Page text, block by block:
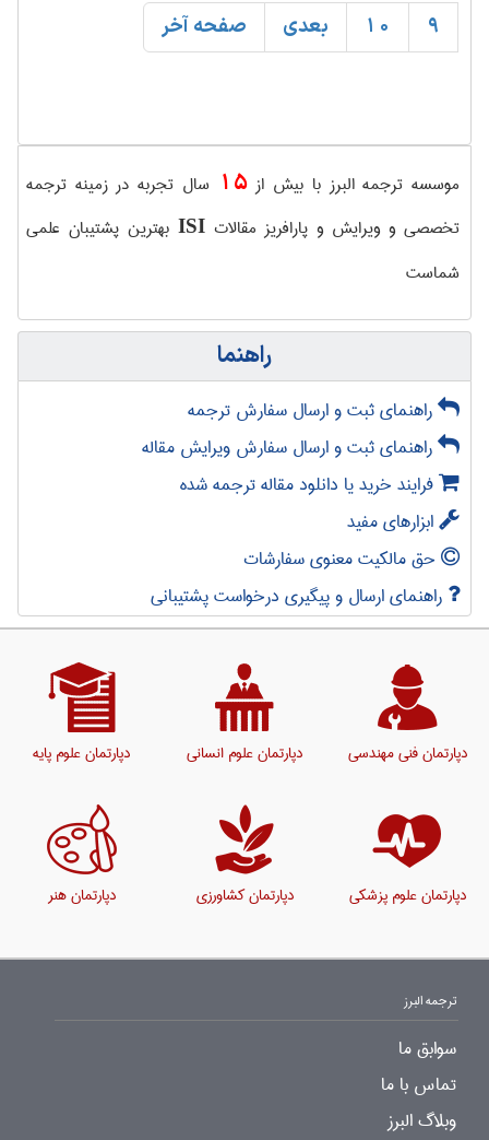
9
10 بعدی صفحه آخر
موسسه ترجمه البرز با بیش از15 سال تجربه در زمینه ترجمه
تخصصی و ویرایش و پارافریز مقالاتISI بهترین پشتیبان علمی
شماست
راهنما
راهنمای ثبت و ارسال سفارش ترجمه
راهنمای ثبت و ارسال سفارش ویرایش مقاله
فرایند خرید یا دانلود مقاله ترجمه شده
ابزارهای مفید
حق مالکیت معنوی سفارشات
راهنمای ارسال و پیگیری درخواست پشتیبانی
دپارتمان فنی مهندسی دپارتمان علوم انسانی دپارتمان علوم پایه
دپارتمان علوم پزشکی دپارتمان کشاورزی دپارتمان هنر
ترجمه البرز
سوابق ما
تماس با ما
وبلاگ البرز